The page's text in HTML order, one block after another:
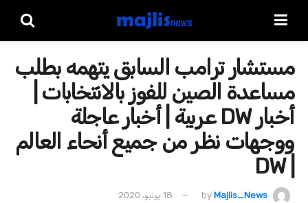
مستشار ترامب السابق يتهمه بطلب
مساعدة الصين للفوز بالانتخابات |
أخبار DW عربية | أخبار عاجلة
ووجهات نظر من جميع أنحاء العالم
| DW
by Majlis_News 18 يونيو، 2020